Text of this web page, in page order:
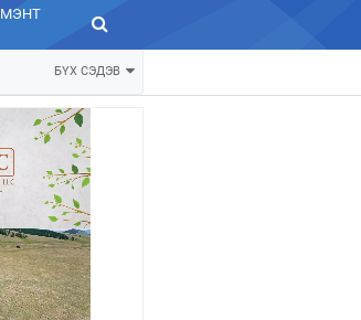
ЗУРХАЙ
БҮХ СЭДЭВ